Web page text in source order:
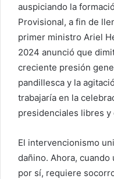
auspiciando la
Provisional, a fin de
primer ministro Ariel
2024 anunció que
creciente presión
pandillesca y la
trabajaría en la
presidenciales libres y
El intervencionismo
dañino. Ahora,
por sí, requiere